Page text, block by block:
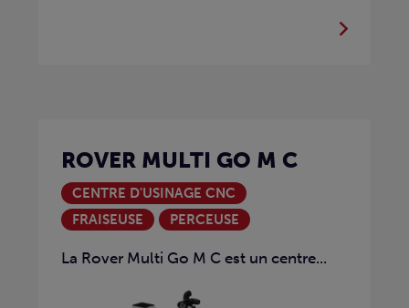
ROVER MULTI GO M C
CENTRE D'USINAGE CNC
FRAISEUSE
PERCEUSE
La Rover Multi Go M C est un centre...